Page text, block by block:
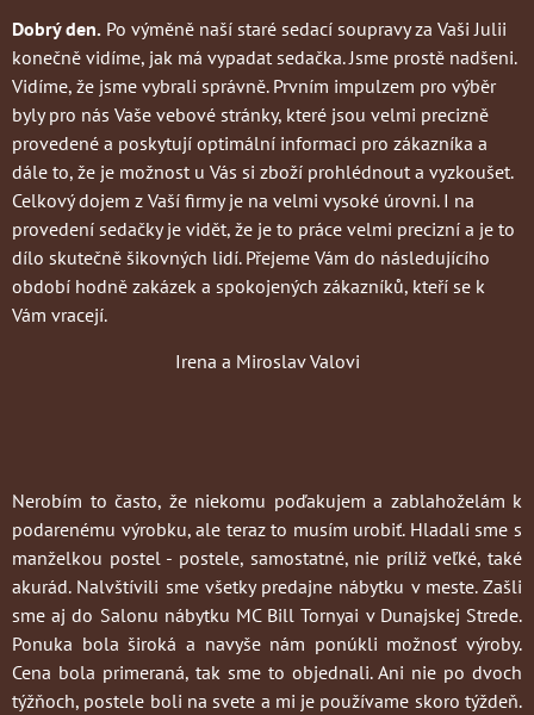
Dobrý den. Po výměně naší staré sedací soupravy za Vaši Julii
konečně vidíme, jak má vypadat sedačka. Jsme prostě nadšeni.
Vidíme, že jsme vybrali správně. Prvním impulzem pro výběr
byly pro nás Vaše vebové stránky, které jsou velmi precizně
provedené a poskytují optimální informaci pro zákazníka a
dále to, že je možnost u Vás si zboží prohlédnout a vyzkoušet.
Celkový dojem z Vaší firmy je na velmi vysoké úrovni. I na
provedení sedačky je vidět, že je to práce velmi precizní a je to
dílo skutečně šikovných lidí. Přejeme Vám do následujícího
období hodně zakázek a spokojených zákazníků, kteří se k
Vám vracejí.
Irena a Miroslav Valovi
Nerobím to často, že niekomu poďakujem a zablahoželám k
podarenému výrobku, ale teraz to musím urobiť. Hladali sme s
manželkou postel - postele, samostatné, nie príliž veľké, také
akurád. Nalvštívili sme všetky predajne nábytku v meste. Zašli
sme aj do Salonu nábytku MC Bill Tornyai v Dunajskej Strede.
Ponuka bola široká a navyše nám ponúkli možnosť výroby.
Cena bola primeraná, tak sme to objednali. Ani nie po dvoch
týžňoch, postele boli na svete a mi je používame skoro týždeň.